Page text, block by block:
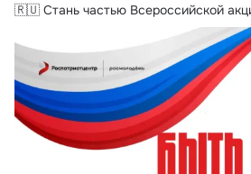
🇷🇺 Стань частью Всероссийской